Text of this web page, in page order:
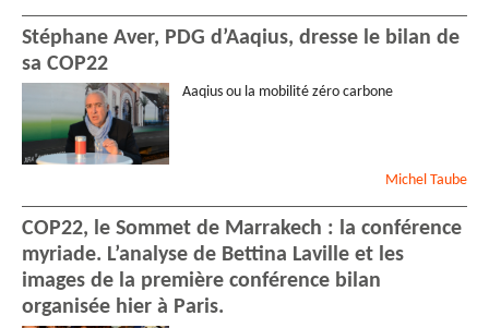
Psychologue
Michel DIJOUX- 1954
Henda BELHADJALI
Femme De Théâtre-
ElHalaka
Rémi AUFRERE -Rédacteur
En Chef (Honoraire)
Anne BURNIER
Philippe CANAUX
Gerard VOLPILLIERE-
Retraite- retraite de l
armee
Stéphane Aver, PDG d’Aaqius, dresse le bilan de
sa COP22
Aaqius ou la mobilité zéro carbone
Michel Taube
COP22, le Sommet de Marrakech : la conférence
myriade. L’analyse de Bettina Laville et les
images de la première conférence bilan
organisée hier à Paris.